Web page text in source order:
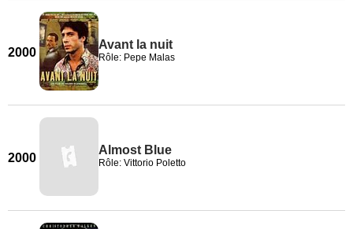
2000
Avant la nuit
Rôle: Pepe Malas
2000
Almost Blue
Rôle: Vittorio Poletto